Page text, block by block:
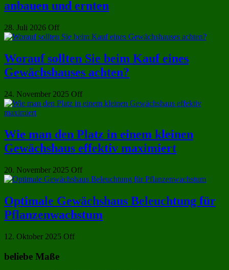
anbauen und ernten
28. Juli 2026 Off
Worauf sollten Sie beim Kauf eines
Gewächshauses achten?
24. November 2025 Off
Wie man den Platz in einem kleinen
Gewächshaus effektiv maximiert
20. November 2025 Off
Optimale Gewächshaus Beleuchtung für
Pflanzenwachstum
12. Oktober 2025 Off
beliebe Maße